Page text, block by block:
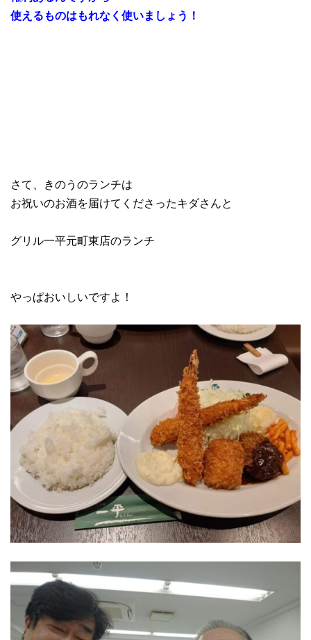
使えるものはもれなく使いましょう！
さて、きのうのランチは
お祝いのお酒を届けてくださったキダさんと
グリル一平元町東店のランチ
やっぱおいしいですよ！